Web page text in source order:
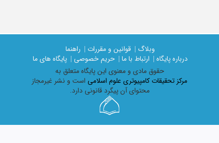
وبلاگ | قوانین و مقررات |
راهنما
درباره پایگاه |
ارتباط با ما | حریم خصوصی |
پایگاه های ما
حقوق مادی و معنوی اين پايگاه متعلق به
مرکز تحقیقات کامپیوتری علوم اسلامی است و نشر غیرمجاز
محتوای آن پیگرد قانونی دارد.